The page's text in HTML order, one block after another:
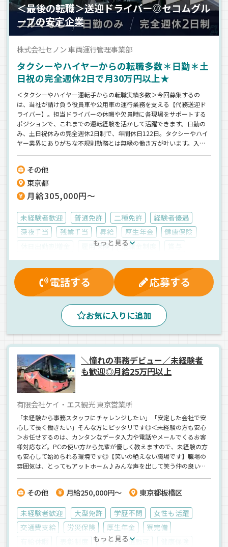
＜最後の転職＞送迎ドライバー◎セコムグル
ープの安定企業
株式会社セノン 車両運行管理事業部
タクシーやハイヤーからの転職多数＊日勤＊土
日祝の完全週休2日で月30万円以上★
＜タクシーやハイヤー運転手からの転職実績多数＞今回募集するの
は、当社が請け負う役員車や公用車の運行業務を支える【代務送迎ド
ライバー】。担当ドライバーの休暇や欠員時に各現場をサポートする
ポジションで、これまでの運転経験を活かして活躍できます。日勤の
み、土日祝休みの完全週休2日制で、年間休日122日。タクシーやハイ
ヤー業界にありがちな不規則勤務とは無縁の働き方が叶います。入社
の一員として安定した経営基盤を確立。月給30.5万円以上に加え、賞
与年2回を支給。年収480万円以上も目指せます。「最後の転職先を探
している」「運転の仕事は続けたいけれど、働き方を改善したい」そ
んな方に選ばれています。
その他
東京都
月給305,000円～
未経験者歓迎 普通免許 二種免許
経験者優遇
深夜手当
残業手当 昇給 厚生年金
健康保険
雇用保険 退職金制度
有給休暇
社内イベント 交通費支給
労災保険
業務手当
大型連休 朝
地場
一般旅客
普通車 正社員
もっと見る
電話する 応募する
お気に入りに追加
＼憧れの事務デビュー／未経験者
も歓迎◎月給25万円以上
有限会社ケイ・エス観光 東京営業所
「未経験から事務スタッフにチャレンジしたい」「安定した会社で安
心して長く働きたい」そんな方にピッタリです◎＜未経験の方も安心
＞お任せするのは、カンタンなデータ入力や電話やメールでくるお客
様対応など。PCの使い方から先輩が優しく教えますので、未経験の方
も安心して始められる環境です◎【笑いの絶えない職場です】職場の
雰囲気は、とってもアットホーム♪みんな声を出して笑う仲の良いメ
その他 月給250,000円～ 東京都板橋区
未経験者歓迎 大型免許 学歴不問
女性も活躍
交通費支給
労災保険 厚生年金
寮完備
マイカー通勤可
もっと見る